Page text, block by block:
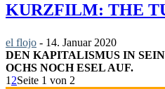
KURZFILM: THE
el flojo - 14. Januar 2020
DEN KAPITALISMUS IN
OCHS NOCH ESEL AUF.
1 2Seite 1 von 2